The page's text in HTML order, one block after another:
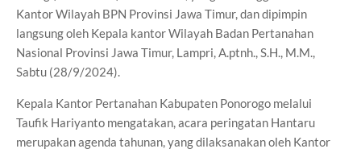
Kantor Wilayah BPN Provinsi Jawa Timur, dan dipimpin
langsung oleh Kepala kantor Wilayah Badan Pertanahan
Nasional Provinsi Jawa Timur, Lampri, A.ptnh., S.H., M.M.,
Sabtu (28/9/2024).
Kepala Kantor Pertanahan Kabupaten Ponorogo melalui
Taufik Hariyanto mengatakan, acara peringatan Hantaru
merupakan agenda tahunan, yang dilaksanakan oleh Kantor